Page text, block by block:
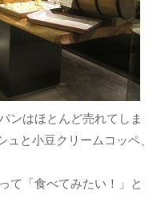
ンはほとんど売れてしま
と小豆クリームコッペ、
て「食べてみたい！」と